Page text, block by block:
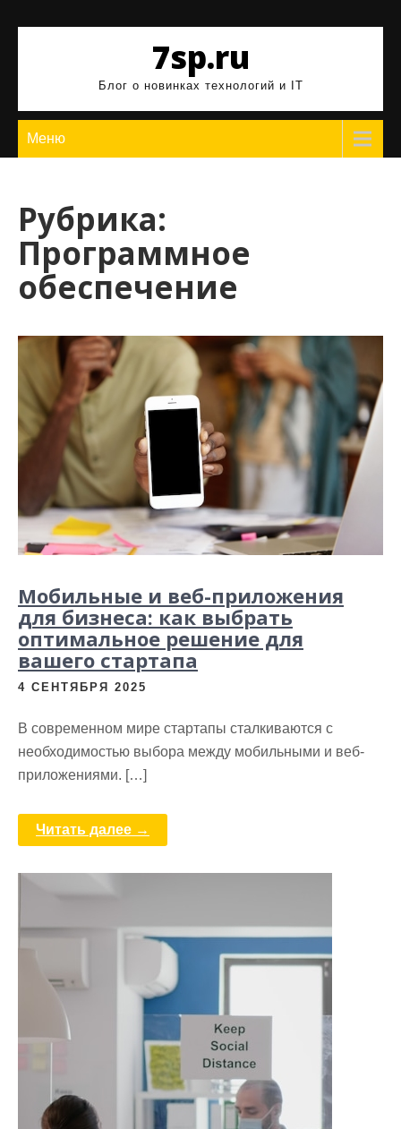
7sp.ru
Блог о новинках технологий и IT
Меню
Рубрика:
Программное
обеспечение
Мобильные и веб-приложения
для бизнеса: как выбрать
оптимальное решение для
вашего стартапа
4 СЕНТЯБРЯ 2025
В современном мире стартапы сталкиваются с
необходимостью выбора между мобильными и веб-
приложениями. […]
Читать далее →